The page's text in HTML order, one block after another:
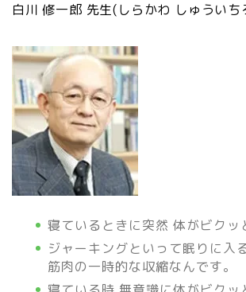
白川 修一郎 先生(しらかわ しゅういち
寝ているときに突然 体がビク
ジャーキングといって眠りに入
筋肉の一時的な収縮なんです。